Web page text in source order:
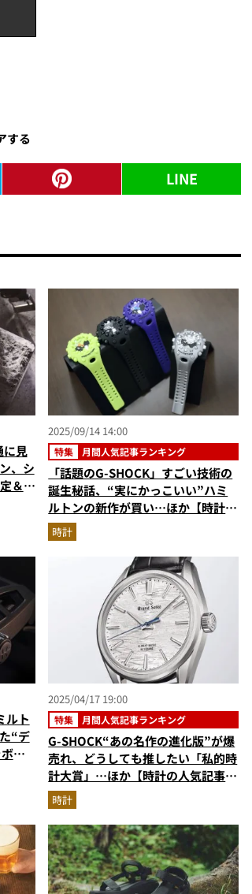
する
LINE
に見
、シ
＆コ
2025/09/14 14:00
特集 月間人気記事ランキング
「話題のG-SHOCK」すごい技術の
誕生秘話、“実にかっこいい”ハミ
ルトンの新作が買い…ほか【時計の
人気記事ランキング・8月版】
時計
ルト
“デ
ウ
も開
2025/04/17 19:00
特集 月間人気記事ランキング
G-SHOCK“あの名作の進化版”が爆
売れ、どうしても推したい「私的時
計大賞」…ほか【時計の人気記事ラ
ンキングベスト3】（2025年3月
版）
時計